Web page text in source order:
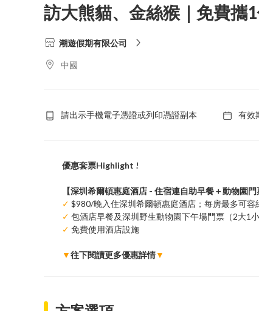
訪大熊貓、金絲猴｜免費攜1
潮遊假期有限公司
中國
請出示手機電子憑證或列印憑證副本 有效
優惠套票Highlight !
【深圳希爾頓惠庭酒店 - 住宿連自助早餐＋動物園門
✓ $980/晚入住深圳希爾頓惠庭酒店；每房最多可
✓ 包酒店早餐及深圳野生動物園下午場門票（2大1小
✓ 免費使用酒店設施
▼往下閱讀更多優惠詳情▼